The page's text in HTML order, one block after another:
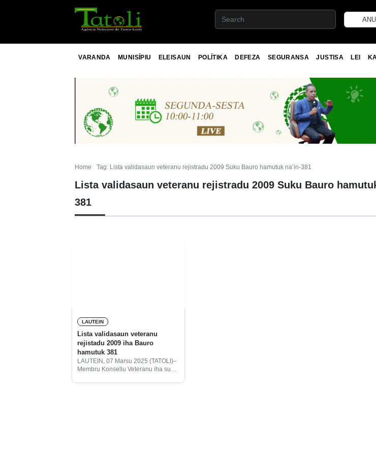
VARANDA MUNISÍPIU ELEISAUN POLÍTIKA DEFEZA SEGURANSA JUSTISA LEI
Home Tag: Lista validasaun veteranu rejistradu 2009 Suku Bauro hamutuk na’in-381
Lista validasaun veteranu rejistradu 2009 Suku Bauro
381
LAUTEIN
Lista validasaun veteranu
rejistadu 2009 iha Bauro
hamutuk 381
LAUTEIN, 07 Marsu 2025 (TATOLI)–
Membru Konsellu Veteranu iha suku